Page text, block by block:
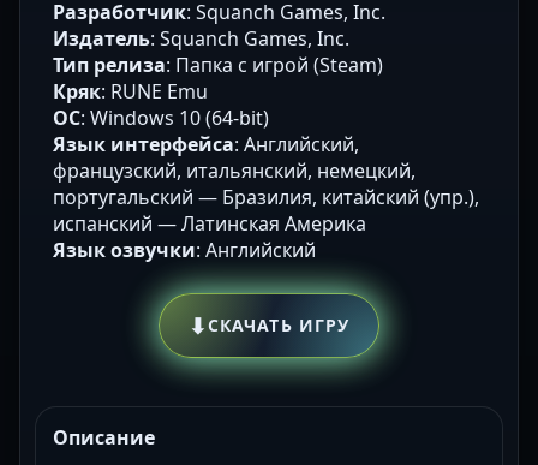
Разработчик: Squanch Games, Inc.
Издатель: Squanch Games, Inc.
Тип релиза: Папка с игрой (Steam)
Кряк: RUNE Emu
ОС: Windows 10 (64-bit)
Язык интерфейса: Английский,
французский, итальянский, немецкий,
португальский — Бразилия, китайский (упр.),
испанский — Латинская Америка
Язык озвучки: Английский
⬇СКАЧАТЬ ИГРУ
Описание